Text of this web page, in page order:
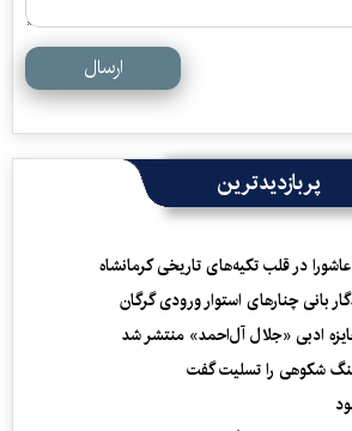
ارسال
پربازدیدترین
در قلب تکیه‌های تاریخی کرمانشاه
بانی چنارهای استوار ورودی گرگان
ادبی «جلال آل‌احمد» منتشر شد
شکوهی را تسلیت گفت